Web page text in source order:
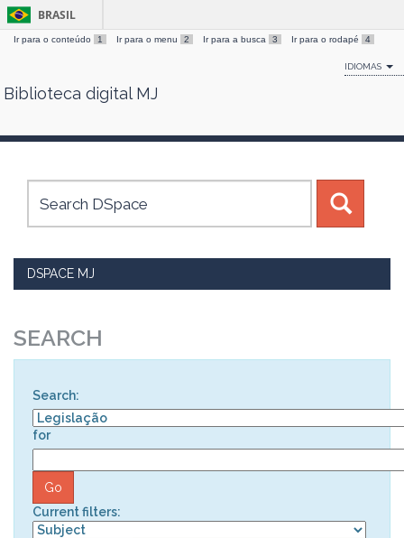
Skip
BRASIL
Ir para o conteúdo 1 Ir para o menu 2 Ir para a busca 3 Ir para o rodapé 4
IDIOMAS
Biblioteca digital MJ
DSPACE MJ
SEARCH
Search:
for
Current filters: